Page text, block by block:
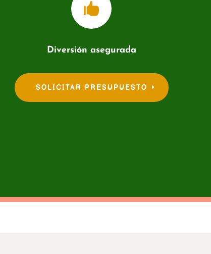

Diversión asegurada
SOLICITAR PRESUPUESTO